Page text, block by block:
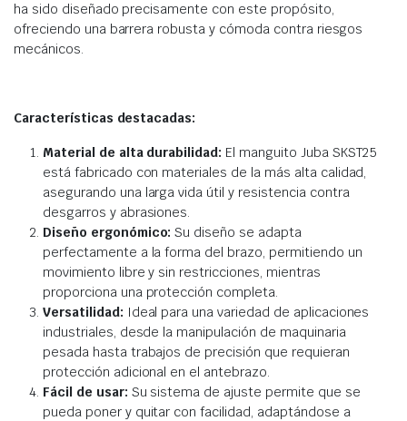
ha sido diseñado precisamente con este propósito,
ofreciendo una barrera robusta y cómoda contra riesgos
mecánicos.
Características destacadas:
Material de alta durabilidad: El manguito Juba SKST25
está fabricado con materiales de la más alta calidad,
asegurando una larga vida útil y resistencia contra
desgarros y abrasiones.
Diseño ergonómico: Su diseño se adapta
perfectamente a la forma del brazo, permitiendo un
movimiento libre y sin restricciones, mientras
proporciona una protección completa.
Versatilidad: Ideal para una variedad de aplicaciones
industriales, desde la manipulación de maquinaria
pesada hasta trabajos de precisión que requieran
protección adicional en el antebrazo.
Fácil de usar: Su sistema de ajuste permite que se
pueda poner y quitar con facilidad, adaptándose a